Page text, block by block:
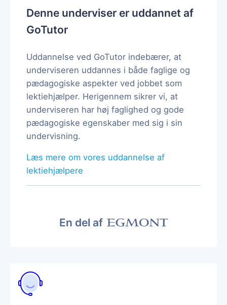
Denne underviser er uddannet af
GoTutor
Uddannelse ved GoTutor indebærer, at
underviseren uddannes i både faglige og
pædagogiske aspekter ved jobbet som
lektiehjælper. Herigennem sikrer vi, at
underviseren har høj faglighed og gode
pædagogiske egenskaber med sig i sin
undervisning.
Læs mere om vores uddannelse af
lektiehjælpere
En del af